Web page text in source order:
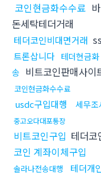
코인현금화수수료
돈세탁테더거래
테더코인비대면거래
트론삽니다 테더현금화
송 비트코인판매사이
코인현금화수수료
usdc구입대행 세무조
중고오다대포통장
비트코인구입 테더코
코인 계좌이체구입
솔라나전송대행 테더개